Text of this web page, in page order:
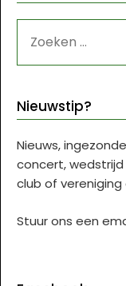
NAAR:
Nieuwstip?
Nieuws,
concert,
club of
Stuur ons een